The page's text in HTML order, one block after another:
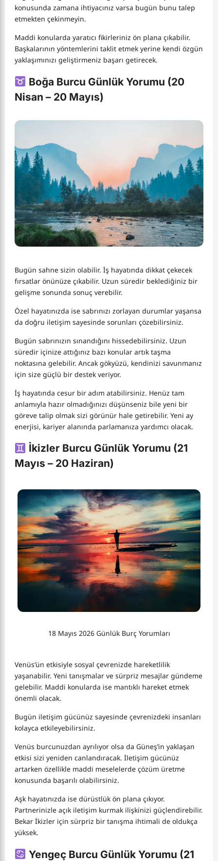
konusunda zamana ihtiyacınız varsa bugün bunu talep
etmekten çekinmeyin.
Maddi konularda yaratıcı fikirleriniz ön plana çıkabilir.
Başkalarının yöntemlerini taklit etmek yerine kendi özgün
yaklaşımınızı geliştirmeniz başarı getirecek.
Boğa Burcu Günlük Yorumu (20
Nisan – 20 Mayıs)
Bugün sahne sizin olabilir. İş hayatında dikkat çekecek
fırsatlar önünüze çıkabilir. Uzun süredir beklediğiniz bir
gelişme sonunda sonuç verebilir.
Özel hayatınızda ise sabrınızı zorlayan durumlar yaşansa
da doğru iletişim sayesinde sorunları çözebilirsiniz.
Bugün sabrınızın sınandığını hissedebilirsiniz. Uzun
süredir içinize attığınız bazı konular artık taşma
noktasına gelebilir. Ancak gökyüzü, kendinizi savunmanız
için size güçlü bir destek veriyor.
İş hayatında cesur bir adım atabilirsiniz. Henüz tam
anlamıyla hazır olmadığınızı düşünseniz bile yeni bir
göreve talip olmak sizi görünür hale getirebilir. Yeni ay
enerjisi, kariyer alanında parlamanıza yardımcı olacak.
İkizler Burcu Günlük Yorumu (21
Mayıs – 20 Haziran)
18 Mayıs 2026 Günlük Burç Yorumları
Venüs’ün etkisiyle sosyal çevrenizde hareketlilik
yaşanabilir. Yeni tanışmalar ve sürpriz mesajlar gündeme
gelebilir. Maddi konularda ise mantıklı hareket etmek
önemli olacak.
Bugün iletişim gücünüz sayesinde çevrenizdeki insanları
kolayca etkileyebilirsiniz.
Venüs burcunuzdan ayrılıyor olsa da Güneş’in yaklaşan
etkisi sizi yeniden canlandıracak. İletişim gücünüz
artarken özellikle maddi meselelerde çözüm üretme
konusunda başarılı olabilirsiniz.
Aşk hayatınızda ise dürüstlük ön plana çıkıyor.
Partnerinizle açık iletişim kurmak ilişkinizi güçlendirebilir.
Bekar İkizler için sürpriz bir tanışma ihtimali de oldukça
yüksek.
Yengeç Burcu Günlük Yorumu (21